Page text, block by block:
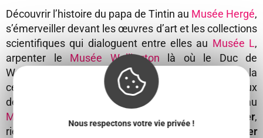
Nous respectons votre vie privée !
Découvrir l’histoire du papa de Tintin au Musée Hergé,
s’émerveiller devant les œuvres d’art et les collections
scientifiques qui dialoguent entre elles au Musée L,
arpenter le Musée Wellington là où le Duc de
Wellington a rédigé son rapport de victoire lors de la
célèbre Bataille de Waterloo et admirer les tableaux
de la première femme peintre abstraite belge au
Musée Marthe Donas
sans rien débourser,
rien de plus simple… Il vous suffit d’y aller le
premier